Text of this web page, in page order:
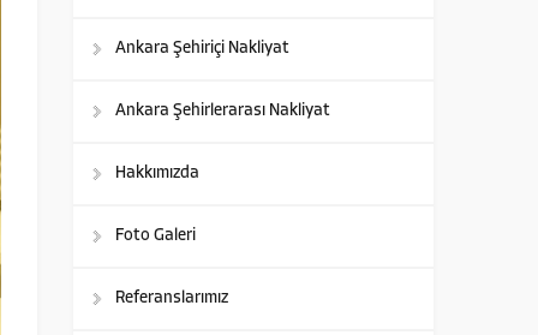
Ankara Şehiriçi Nakliyat
Ankara Şehirlerarası Nakliyat
Hakkımızda
Foto Galeri
Referanslarımız